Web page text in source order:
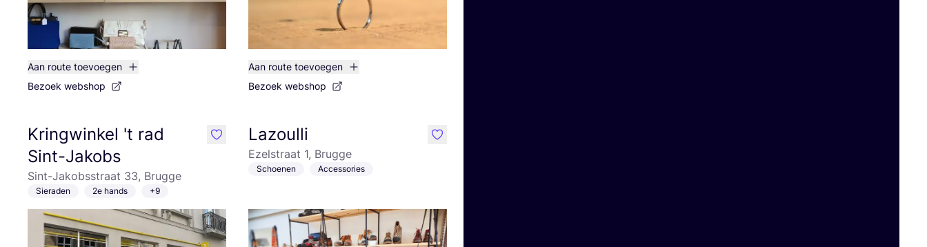
Aan route toevoegen
Bezoek webshop
Aan route toevoegen
Bezoek webshop
Kringwinkel 't rad
Sint-Jakobs
Sint-Jakobsstraat 33, Brugge
Sieraden 2e hands +9
like Lazoulli
Ezelstraat 1, Brugge
Schoenen Accessories
like